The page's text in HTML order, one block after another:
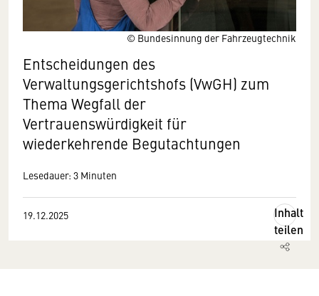
© Bundesinnung der Fahrzeugtechnik
Entscheidungen des
Verwaltungsgerichtshofs (VwGH) zum
Thema Wegfall der
Vertrauenswürdigkeit für
wiederkehrende Begutachtungen
Lesedauer: 3 Minuten
19.12.2025
Inhalt
teilen